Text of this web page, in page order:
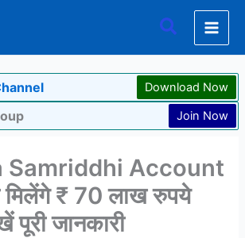
Search
Download Now
Join Now
Samriddhi Account
मिलेंगे ₹ 70 लाख रुपये
पूरी जानकारी